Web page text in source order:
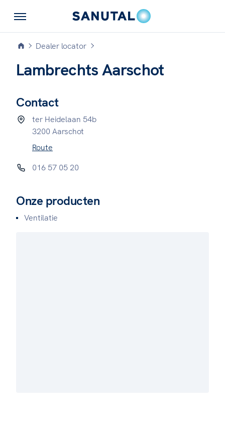
Dealer locator
Lambrechts Aarschot
Contact
ter Heidelaan 54b
3200 Aarschot
Route
016 57 05 20
Onze producten
Ventilatie